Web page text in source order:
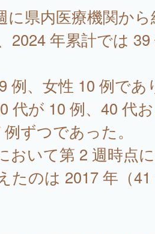
に県内医療機関から
2024 年累計では 39
例、女性 10 例であ
代が 10 例、40 代
ずつであった。
おいて第 2 週時点
たのは 2017 年（